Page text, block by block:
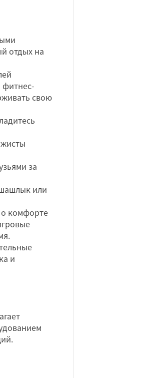
отдых на
фитнес-
свою
за
или
комфорте
и